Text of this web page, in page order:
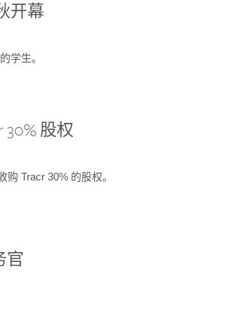
开幕
学生。
股权
Tracr 30% 的股权。
官